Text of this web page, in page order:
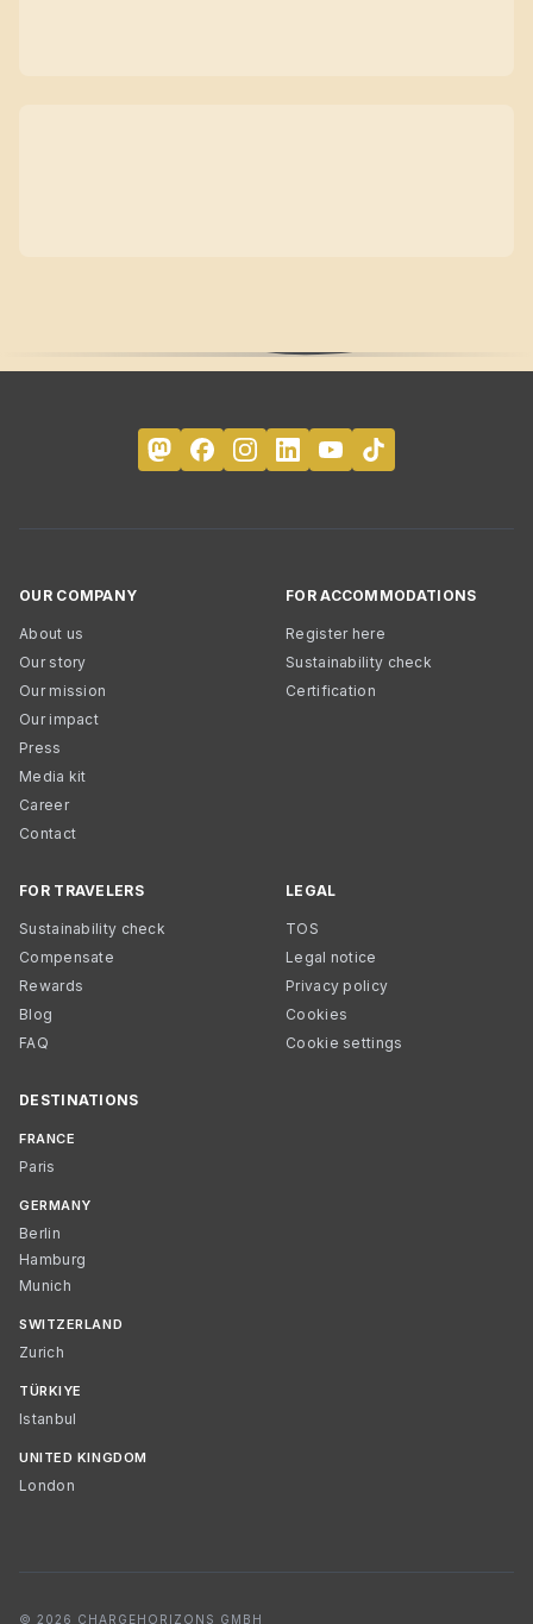
OUR COMPANY
About us
Our story
Our mission
Our impact
Press
Media kit
Career
Contact
FOR ACCOMMODATIONS
Register here
Sustainability check
Certification
FOR TRAVELERS
Sustainability check
Compensate
Rewards
Blog
FAQ
LEGAL
TOS
Legal notice
Privacy policy
Cookies
Cookie settings
DESTINATIONS
FRANCE
Paris
GERMANY
Berlin
Hamburg
Munich
SWITZERLAND
Zurich
TÜRKIYE
Istanbul
UNITED KINGDOM
London
© 2026 CHARGEHORIZONS GMBH